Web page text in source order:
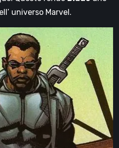
universo Marvel.